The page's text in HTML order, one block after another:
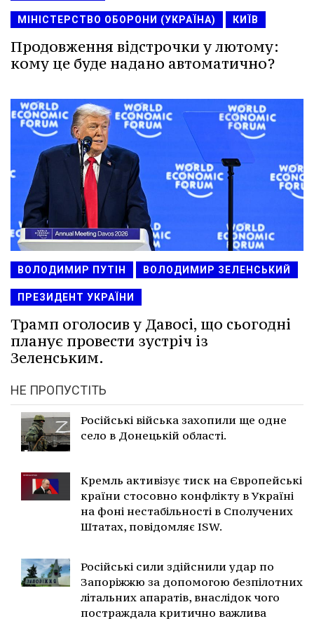
МІНІСТЕРСТВО ОБОРОНИ (УКРАЇНА) КИЇВ
Продовження відстрочки у лютому:
кому це буде надано автоматично?
ВОЛОДИМИР ПУТІН ВОЛОДИМИР ЗЕЛЕНСЬКИЙ
ПРЕЗИДЕНТ УКРАЇНИ
Трамп оголосив у Давосі, що сьогодні
планує провести зустріч із
Зеленським.
НЕ ПРОПУСТІТЬ
Російські війська захопили ще одне
село в Донецькій області.
Кремль активізує тиск на Європейські
країни стосовно конфлікту в Україні
на фоні нестабільності в Сполучених
Штатах, повідомляє ISW.
Російські сили здійснили удар по
Запоріжжю за допомогою безпілотних
літальних апаратів, внаслідок чого
постраждала критично важлива